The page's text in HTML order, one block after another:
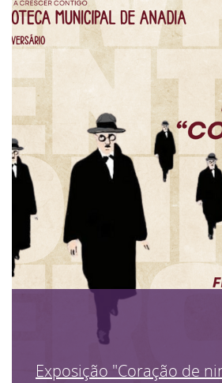
Exposição "Coração de